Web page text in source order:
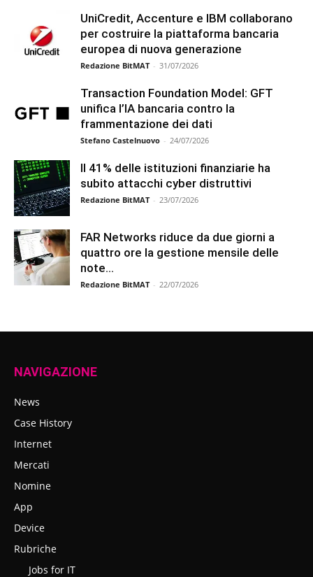
UniCredit, Accenture e IBM collaborano
per costruire la piattaforma bancaria
europea di nuova generazione
Redazione BitMAT - 31/07/2026
Transaction Foundation Model: GFT
unifica l’IA bancaria contro la
frammentazione dei dati
Stefano Castelnuovo - 24/07/2026
Il 41% delle istituzioni finanziarie ha
subito attacchi cyber distruttivi
Redazione BitMAT - 23/07/2026
FAR Networks riduce da due giorni a
quattro ore la gestione mensile delle
note...
Redazione BitMAT - 22/07/2026
NAVIGAZIONE
News
Case History
Internet
Mercati
Nomine
App
Device
Rubriche
Jobs for IT